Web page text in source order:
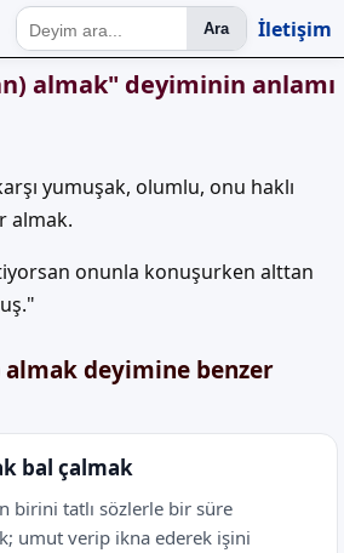
Ara İletişim
almak" deyiminin anlamı
yumuşak, olumlu, onu haklı
almak.
onunla konuşurken alttan
almak deyimine benzer
bal çalmak
birini tatlı sözlerle bir süre
umut verip ikna ederek işini